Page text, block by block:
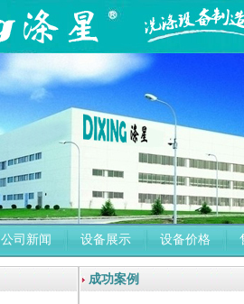
公司新闻 设备展示 设备价格
成功案例